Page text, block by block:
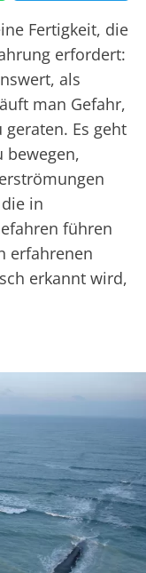
Fertigkeit, die
erfordert:
als
man Gefahr,
Es geht
bewegen,
in
führen
erfahrenen
erkannt wird,